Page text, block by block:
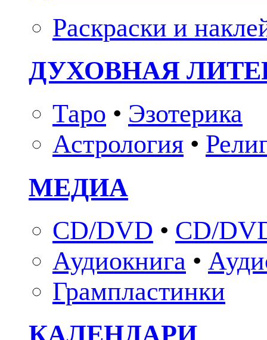
Раскраски и
ДУХОВНАЯ
Таро • Эзотерика
Астрология •
МЕДИА
CD/DVD • CD/
Аудиокнига •
Грампластинки